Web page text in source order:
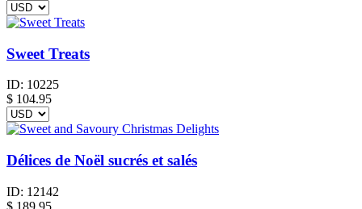
Sweet Treats
ID: 10225
$ 104.95
Délices de Noël sucrés et salés
ID: 12142
$ 189.95